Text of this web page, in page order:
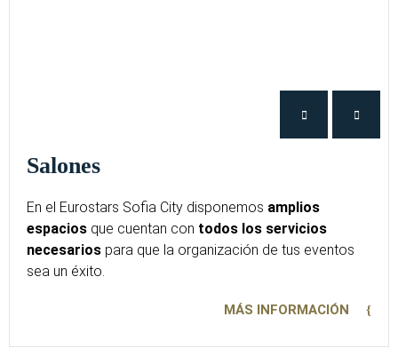
Salones
En el Eurostars Sofia City disponemos amplios
espacios que cuentan con todos los servicios
necesarios para que la organización de tus eventos
sea un éxito.
MÁS INFORMACIÓN